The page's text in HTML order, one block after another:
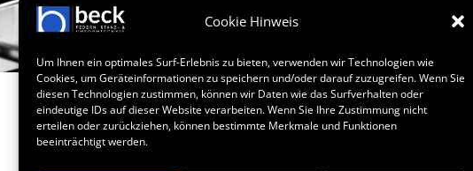
Cookie Hinweis
Um Ihnen ein optimales Surf-Erlebnis zu bieten, verwenden wir Technologien wie
Cookies, um Geräteinformationen zu speichern und/oder darauf zuzugreifen. Wenn Sie
diesen Technologien zustimmen, können wir Daten wie das Surfverhalten oder
eindeutige IDs auf dieser Website verarbeiten. Wenn Sie Ihre Zustimmung nicht
erteilen oder zurückziehen, können bestimmte Merkmale und Funktionen
beeinträchtigt werden.